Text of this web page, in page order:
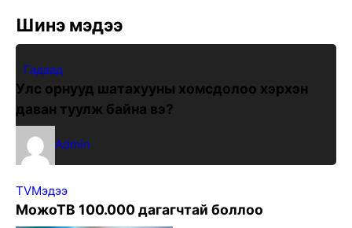
Шинэ мэдээ
Гадаад
Улс орнууд шатахууны хомсдолоо хэрхэн
даван туулж байна вэ?
Admin
TVМэдээ
МожоТВ 100.000 дагагчтай боллоо